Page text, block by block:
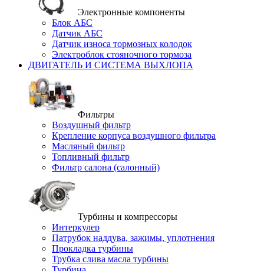
Электронные компоненты
Блок АБС
Датчик АБС
Датчик износа тормозных колодок
Электроблок стояночного тормоза
ДВИГАТЕЛЬ И СИСТЕМА ВЫХЛОПА
Фильтры
Воздушный фильтр
Крепление корпуса воздушного фильтра
Масляный фильтр
Топливный фильтр
Фильтр салона (салонный)
Турбины и компрессоры
Интеркулер
Патрубок наддува, зажимы, уплотнения
Прокладка турбины
Трубка слива масла турбины